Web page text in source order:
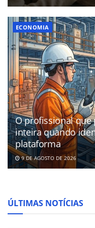
ECONOMIA
O profissional que
inteira quando
plataforma
9 DE AGOSTO DE 2026
ÚLTIMAS NOTÍCIAS